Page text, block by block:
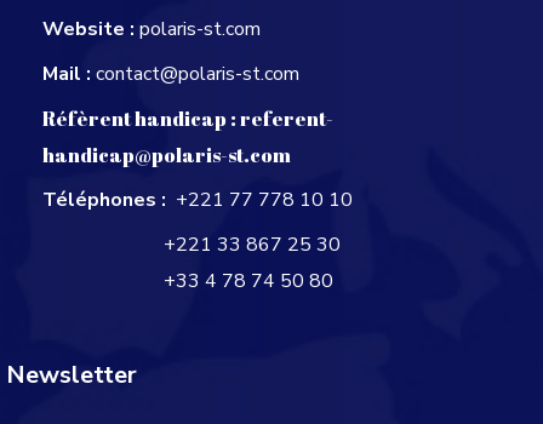
Website : polaris-st.com
Mail : contact@polaris-st.com
Réfèrent handicap :referent-
handicap@polaris-st.com
Téléphones : +221 77 778 10 10
+221 33 867 25 30
+33 4 78 74 50 80
Newsletter